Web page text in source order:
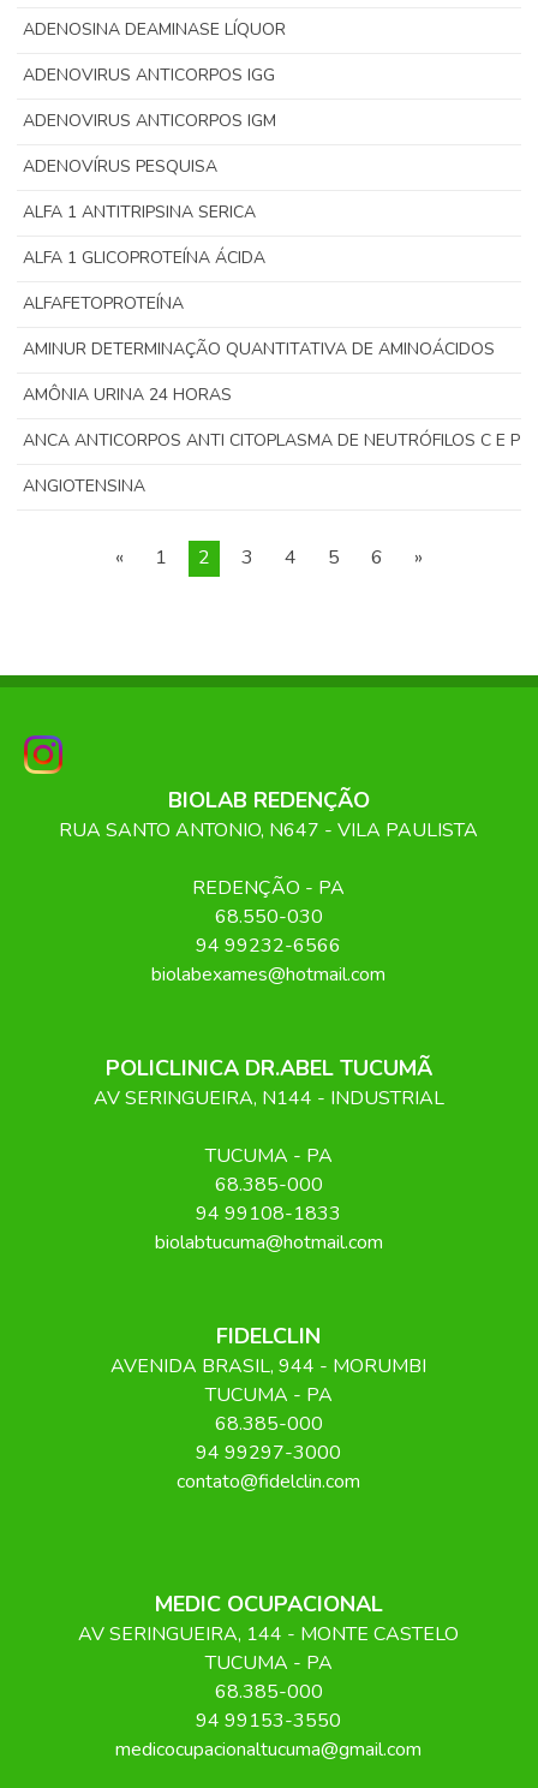
ADENOSINA DEAMINASE LÍQUOR
ADENOVIRUS ANTICORPOS IGG
ADENOVIRUS ANTICORPOS IGM
ADENOVÍRUS PESQUISA
ALFA 1 ANTITRIPSINA SERICA
ALFA 1 GLICOPROTEÍNA ÁCIDA
ALFAFETOPROTEÍNA
AMINUR DETERMINAÇÃO QUANTITATIVA DE AMINOÁCIDOS
AMÔNIA URINA 24 HORAS
ANCA ANTICORPOS ANTI CITOPLASMA DE NEUTRÓFILOS C E P
ANGIOTENSINA
« 1 2 3 4 5 6 »
BIOLAB REDENÇÃO
RUA SANTO ANTONIO, N647 - VILA PAULISTA
REDENÇÃO - PA
68.550-030
94 99232-6566
biolabexames@hotmail.com
POLICLINICA DR.ABEL TUCUMÃ
AV SERINGUEIRA, N144 - INDUSTRIAL
TUCUMA - PA
68.385-000
94 99108-1833
biolabtucuma@hotmail.com
FIDELCLIN
AVENIDA BRASIL, 944 - MORUMBI
TUCUMA - PA
68.385-000
94 99297-3000
contato@fidelclin.com
MEDIC OCUPACIONAL
AV SERINGUEIRA, 144 - MONTE CASTELO
TUCUMA - PA
68.385-000
94 99153-3550
medicocupacionaltucuma@gmail.com